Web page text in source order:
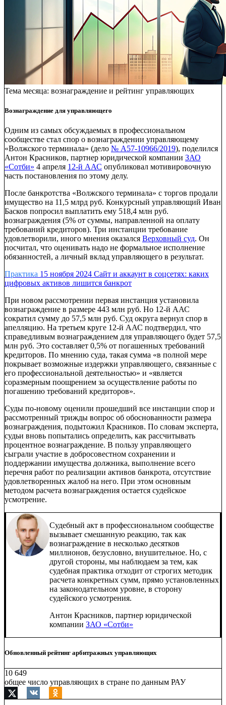
Тема месяца: вознаграждение и рейтинг управляющих
Вознаграждение для управляющего
Одним из самых обсуждаемых в профессиональном
сообществе стал спор о вознаграждении управляющему
«Волжского терминала» (дело № А57-10966/2019), поделился
Антон Красников, партнер юридической компании ЗАО
«Сотби» 4 апреля 12-й ААС опубликовал мотивировочную
часть постановления по этому делу.
После банкротства «Волжского терминала» с торгов продали
имущество на 11,5 млрд руб. Конкурсный управляющий Иван
Басков попросил выплатить ему 518,4 млн руб.
вознаграждения (5% от суммы, направленной на оплату
требований кредиторов). Три инстанции требование
удовлетворили, иного мнения оказался Верховный суд. Он
посчитал, что оценивать надо не формальное исполнение
обязанностей, а личный вклад управляющего в результат.
Практика 15 ноября 2024 Сайт и аккаунт в соцсетях: каких
цифровых активов лишится банкрот
При новом рассмотрении первая инстанция установила
вознаграждение в размере 443 млн руб. Но 12-й ААС
сократил сумму до 57,5 млн руб. Суд округа вернул спор в
апелляцию. На третьем круге 12-й ААС подтвердил, что
справедливым вознаграждением для управляющего будет 57,5
млн руб. Это составляет 0,5% от погашенных требований
кредиторов. По мнению суда, такая сумма «в полной мере
покрывает возможные издержки управляющего, связанные с
его профессиональной деятельностью» и «является
соразмерным поощрением за осуществление работы по
погашению требований кредиторов».
Суды по-новому оценили прошедший все инстанции спор и
рассмотренный трижды вопрос об обоснованности размера
вознаграждения, подытожил Красников. По словам эксперта,
судьи вновь попытались определить, как рассчитывать
процентное вознаграждение. В пользу управляющего
сыграли участие в добросовестном сохранении и
поддержании имущества должника, выполнение всего
перечня работ по реализации активов банкрота, отсутствие
удовлетворенных жалоб на него. При этом основным
методом расчета вознаграждения остается судейское
усмотрение.
Судебный акт в профессиональном сообществе
вызывает смешанную реакцию, так как
вознаграждение в несколько десятков
миллионов, безусловно, внушительное. Но, с
другой стороны, мы наблюдаем за тем, как
судебная практика отходит от строгих методик
расчета конкретных сумм, прямо установленных
на законодательном уровне, в сторону
судейского усмотрения.
Антон Красников, партнер юридической
компании ЗАО «Сотби»
Обновленный рейтинг арбитражных управляющих
10 649
общее число управляющих в стране по данным РАУ